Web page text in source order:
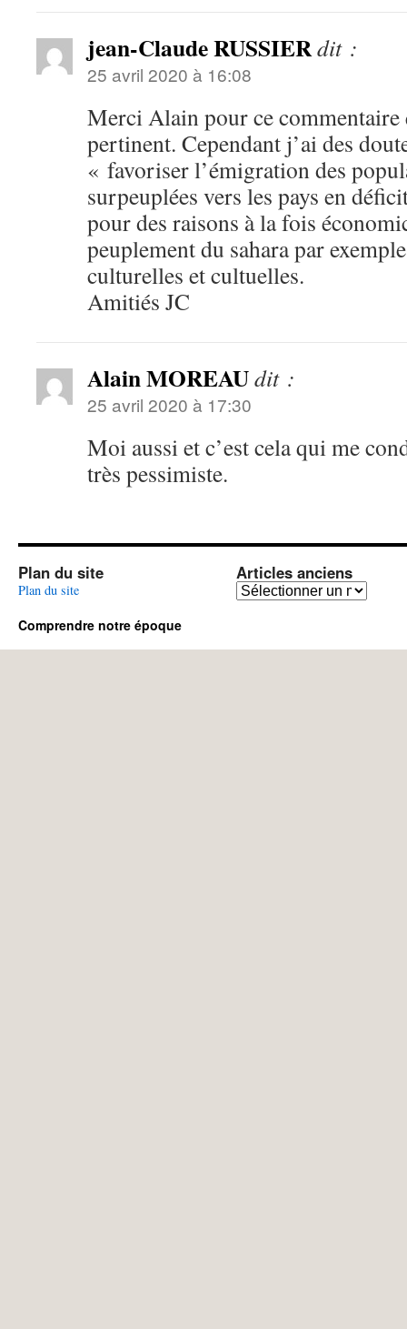
jean-Claude RUSSIERdit :
25 avril 2020 à 16:08
Merci Alain pour ce commentaire
pertinent. Cependant j’ai des
« favoriser l’émigration des
surpeuplées vers les pays en
pour des raisons à la fois
peuplement du sahara par
culturelles et cultuelles.
Amitiés JC
Alain MOREAUdit :
25 avril 2020 à 17:30
Moi aussi et c’est cela qui me
très pessimiste.
Plan du site
Plan du site
Articles anciens
Articles
Comprendre notre époque